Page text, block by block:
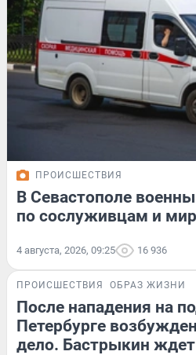
ПРОИСШЕСТВИЯ
В Севастополе
по сослуживцам и
4 августа, 2026, 09:25 16 936
ПРОИСШЕСТВИЯ ОБРАЗ ЖИЗНИ
После нападения на
Петербурге
дело. Бастрыкин